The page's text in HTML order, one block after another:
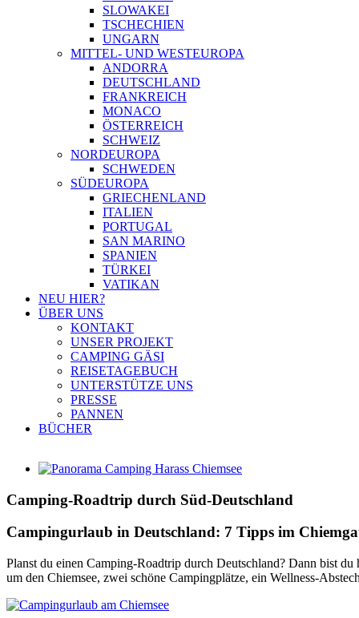
SLOWAKEI
TSCHECHIEN
UNGARN
MITTEL- UND WESTEUROPA
ANDORRA
DEUTSCHLAND
FRANKREICH
MONACO
ÖSTERREICH
SCHWEIZ
NORDEUROPA
SCHWEDEN
SÜDEUROPA
GRIECHENLAND
ITALIEN
PORTUGAL
SAN MARINO
SPANIEN
TÜRKEI
VATIKAN
NEU HIER?
ÜBER UNS
KONTAKT
UNSER PROJEKT
CAMPING GÄSI
REISETAGEBUCH
UNTERSTÜTZE UNS
PRESSE
PANNEN
BÜCHER
Zeige
Bild
Camping-Roadtrip durch Süd-Deutschland
Campingurlaub in Deutschland: 7 Tipps im
Planst du einen Camping-Roadtrip durch Deutschland? Dann bist
um den Chiemsee, zwei schöne Campingplätze, ein Wellness-